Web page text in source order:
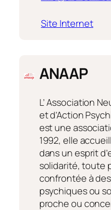
Site Internet:
amis
de
de
–
ANAAP
L’ Association
et d’Action
est une
1992, elle
dans un esprit
solidarité, toute
confrontée à
psychiques ou
proche ou